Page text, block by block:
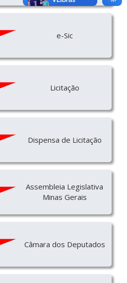
e-Sic
Licitação
Dispensa de Licitação
Assembleia Legislativa
Minas Gerais
Câmara dos Deputados